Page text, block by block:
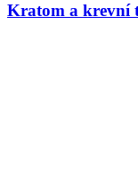
Kratom a krevní